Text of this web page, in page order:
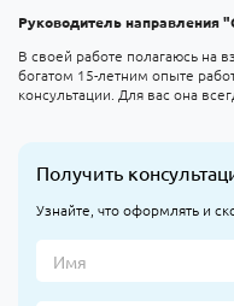
Руководитель направления
В своей работе полагаюсь на
богатом 15-летним опыте
консультации. Для вас она
Получить
Узнайте, что оформлять и